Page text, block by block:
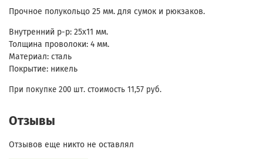
Прочное полукольцо 25 мм. для сумок и рюкзаков.
Внутренний р-р: 25х11 мм.
Толщина проволоки: 4 мм.
Материал: сталь
Покрытие: никель
При покупке 200 шт. стоимость 11,57 руб.
Отзывы
Отзывов еще никто не оставлял